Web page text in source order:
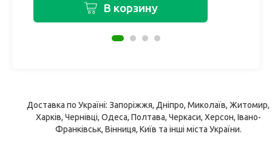
В корзину
Доставка по Україні: Запоріжжя, Дніпро, Миколаїв, Житомир,
Харків, Чернівці, Одеса, Полтава, Черкаси, Херсон, Івано-
Франківськ, Вінниця, Київ та інші міста України.